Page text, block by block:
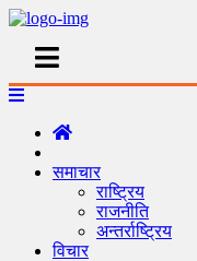
समाचार
राष्ट्रिय
राजनीति
अन्तर्राष्ट्रिय
विचार